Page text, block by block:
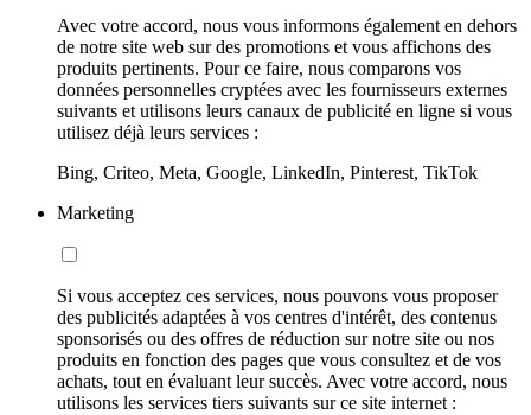
Avec votre accord, nous vous informons également en dehors
de notre site web sur des promotions et vous affichons des
produits pertinents. Pour ce faire, nous comparons vos
données personnelles cryptées avec les fournisseurs externes
suivants et utilisons leurs canaux de publicité en ligne si vous
utilisez déjà leurs services :
Bing, Criteo, Meta, Google, LinkedIn, Pinterest, TikTok
Marketing
Si vous acceptez ces services, nous pouvons vous proposer
des publicités adaptées à vos centres d'intérêt, des contenus
sponsorisés ou des offres de réduction sur notre site ou nos
produits en fonction des pages que vous consultez et de vos
achats, tout en évaluant leur succès. Avec votre accord, nous
utilisons les services tiers suivants sur ce site internet :